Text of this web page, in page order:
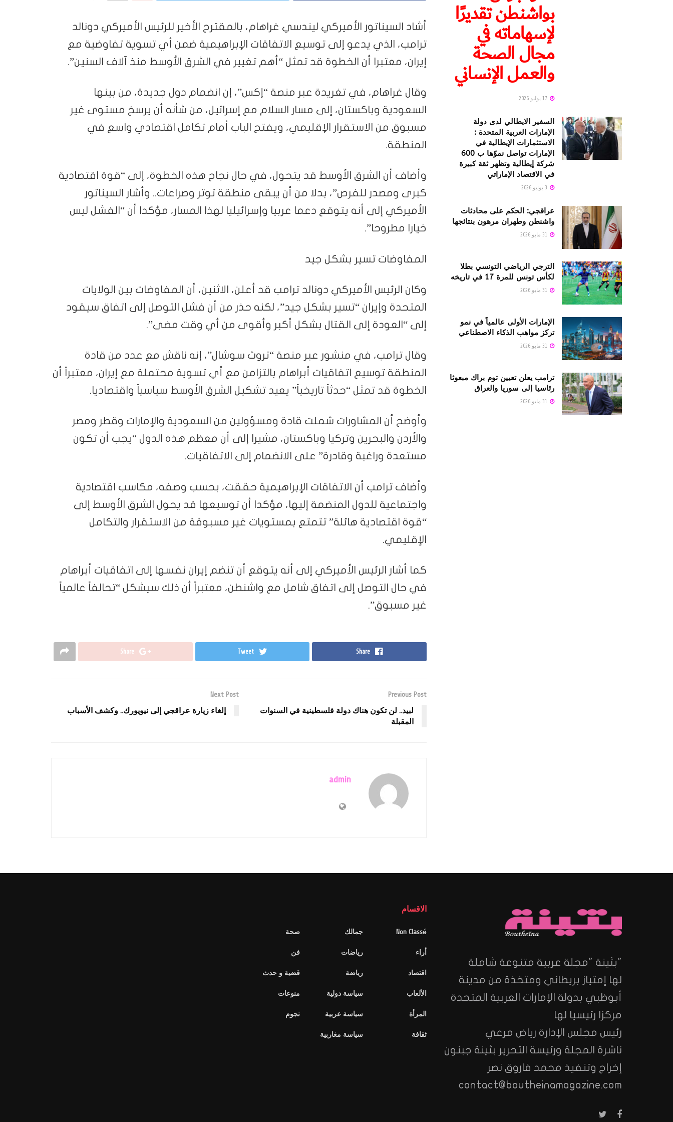
أشاد السيناتور الأميركي ليندسي غراهام، بالمقترح الأخير للرئيس الأميركي دونالد
ترامب، الذي يدعو إلى توسيع الاتفاقات الإبراهيمية ضمن أي تسوية تفاوضية مع
إيران، معتبرا أن الخطوة قد تمثل “أهم تغيير في الشرق الأوسط منذ آلاف السنين”.
وقال غراهام، في تغريدة عبر منصة “إكس”، إن انضمام دول جديدة، من بينها
السعودية وباكستان، إلى مسار السلام مع إسرائيل، من شأنه أن يرسخ مستوى غير
مسبوق من الاستقرار الإقليمي، ويفتح الباب أمام تكامل اقتصادي واسع في
المنطقة.
وأضاف أن الشرق الأوسط قد يتحول، في حال نجاح هذه الخطوة، إلى “قوة اقتصادية
كبرى ومصدر للفرص”، بدلا من أن يبقى منطقة توتر وصراعات.. وأشار السيناتور
الأميركي إلى أنه يتوقع دعما عربيا وإسرائيليا لهذا المسار، مؤكدا أن “الفشل ليس
خيارا مطروحا”.
المفاوضات تسير بشكل جيد
وكان الرئيس الأميركي دونالد ترامب قد أعلن، الاثنين، أن المفاوضات بين الولايات
المتحدة وإيران “تسير بشكل جيد”، لكنه حذر من أن فشل التوصل إلى اتفاق سيقود
إلى “العودة إلى القتال بشكل أكبر وأقوى من أي وقت مضى”.
وقال ترامب، في منشور عبر منصة “تروث سوشال”، إنه ناقش مع عدد من قادة
المنطقة توسيع اتفاقيات أبراهام بالتزامن مع أي تسوية محتملة مع إيران، معتبراً أن
الخطوة قد تمثل “حدثاً تاريخياً” يعيد تشكيل الشرق الأوسط سياسياً واقتصاديا.
وأوضح أن المشاورات شملت قادة ومسؤولين من السعودية والإمارات وقطر ومصر
والأردن والبحرين وتركيا وباكستان، مشيرا إلى أن معظم هذه الدول “يجب أن تكون
مستعدة وراغبة وقادرة” على الانضمام إلى الاتفاقيات.
وأضاف ترامب أن الاتفاقات الإبراهيمية حققت، بحسب وصفه، مكاسب اقتصادية
واجتماعية للدول المنضمة إليها، مؤكدا أن توسيعها قد يحول الشرق الأوسط إلى
“قوة اقتصادية هائلة” تتمتع بمستويات غير مسبوقة من الاستقرار والتكامل
الإقليمي.
كما أشار الرئيس الأميركي إلى أنه يتوقع أن تنضم إيران نفسها إلى اتفاقيات أبراهام
في حال التوصل إلى اتفاق شامل مع واشنطن، معتبراً أن ذلك سيشكل “تحالفاً عالمياً
غير مسبوق”.
Share
Tweet
Share
Previous Post
لبيد.. لن تكون هناك دولة فلسطينية في السنوات
المقبلة
Next Post
إلغاء زيارة عراقجي إلى نيويورك.. وكشف الأسباب
admin
بواشنطن تقديرًا
لإسهاماته في
مجال الصحة
والعمل الإنساني
السفير الايطالي لدى دولة
الإمارات العربية المتحدة :
الاستثمارات الإيطالية في
الإمارات تواصل نموّها ب 600
شركة إيطالية وتظهر ثقة كبيرة
في الاقتصاد الإماراتي
عراقجي: الحكم على محادثات
واشنطن وطهران مرهون بنتائجها
الترجي الرياضي التونسي بطلا
لكأس تونس للمرة 17 في تاريخه
الإمارات الأولى عالمياً في نمو
تركز مواهب الذكاء الاصطناعي
ترامب يعلن تعيين توم براك مبعوثا
رئاسيا إلى سوريا والعراق
"بثينة "مجلة عربية متنوعة شاملة
لها إمتياز بريطاني ومتخذة من مدينة
أبوظبي بدولة الإمارات العربية المتحدة
مركزا رئيسيا لها
رئيس مجلس الإدارة رياض مرعي
ناشرة المجلة ورئيسة التحرير بثينة جبنون
إخراج وتنفيذ محمد فاروق نصر
contact@boutheinamagazine.com
الاقسام
Non Classé
أراء
اقتصاد
الألعاب
المرأة
ثقافة
جمالك
رياضات
رياضة
سياسة دولية
سياسة عربية
سياسة مغاربية
صحة
فن
قضية و حدث
منوعات
نجوم